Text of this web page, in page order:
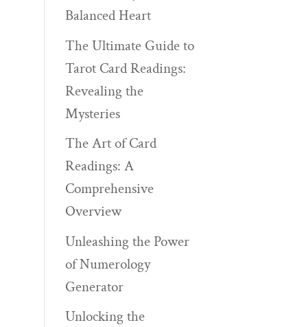
Balanced Heart
The Ultimate Guide to
Tarot Card Readings:
Revealing the
Mysteries
The Art of Card
Readings: A
Comprehensive
Overview
Unleashing the Power
of Numerology
Generator
Unlocking the